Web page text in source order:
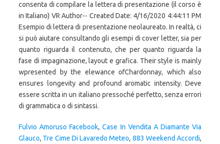
consenta di compilare la lettera di presentazione (il corso è
in Italiano) VR Author-- Created Date: 4/16/2020 4:44:11 PM
Esempio di lettera di presentazione neolaureato. In realtà, ci
si può aiutare consultando gli esempi di cover letter, sia per
quanto riguarda il contenuto, che per quanto riguarda la
fase di impaginazione, layout e grafica. Their style is mainly
wpresented by the elewance ofChardonnay, which also
ensures longevity and profound aromatic intensity. Deve
essere scritta in un italiano pressoché perfetto, senza errori
di grammatica o di sintassi.
Fulvio Amoruso Facebook,Case In Vendita A Diamante Via
Glauco, Tre Cime Di Lavaredo Meteo, 883 Weekend Accordi,